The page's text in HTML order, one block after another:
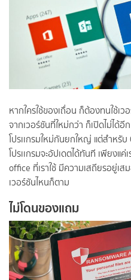
หากใครใช้ของเถื่อน ก็ต้องทนใช้เ
จากเวอร์ชันที่ใหม่กว่า ก็เปิดไม่ได้
โปรเเกรมใหม่กันยกใหญ่ แต่สำหรั
โปรเเกรมจะอัปเดตได้ทันที เพียงแค่
office ที่เราใช้ มีความเสถียรอยู่เส
เวอร์ชันไหนก็ตาม
ไม่โดนของแถม